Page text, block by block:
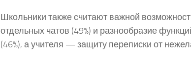
Школьники также считают важной
отдельных чатов (49%) и разнообразие
(46%), а учителя — защиту переписки от